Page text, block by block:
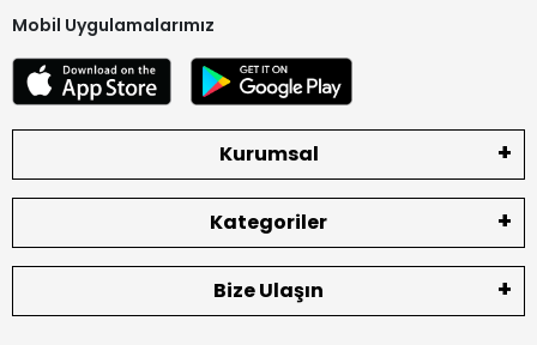
Mobil Uygulamalarımız
Kurumsal
Kategoriler
Bize Ulaşın